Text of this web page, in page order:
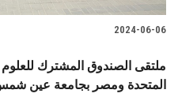
2024-06-06
ملتقى الصندوق المشترك للعلوم
المتحدة ومصر بجامعة عين